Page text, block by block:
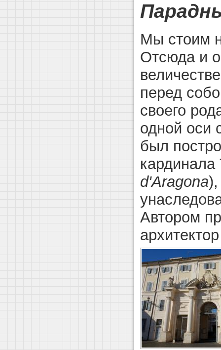
Мы стоим
Отсюда и
перед
своего
одной оси
был
кардинала
d'Aragona
Автором